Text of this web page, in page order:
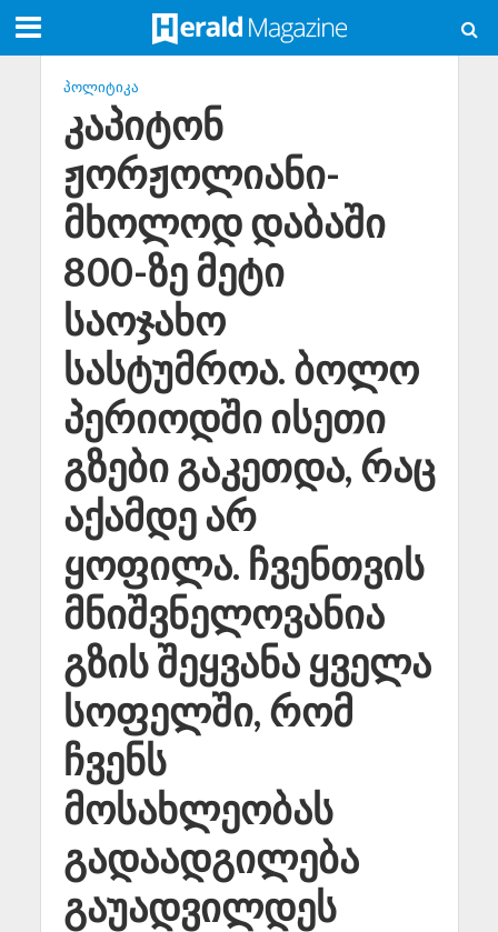
ᲞᲝᲚᲘᲢᲘᲙᲐ
კაპიტონ
ჟორჟოლიანი-
მხოლოდ დაბაში
800-ზე მეტი
საოჯახო
სასტუმროა. ბოლო
პერიოდში ისეთი
გზები გაკეთდა, რაც
აქამდე არ
ყოფილა. ჩვენთვის
მნიშვნელოვანია
გზის შეყვანა ყველა
სოფელში, რომ
ჩვენს
მოსახლეობას
გადაადგილება
გაუადვილდეს